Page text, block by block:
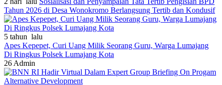
Tahun 2026 di Desa Wonokromo Berlangsung Tertib dan Kondusif
5 tahun lalu
Apes Kepepet, Curi Uang Milik Seorang Guru, Warga Lumajang
Di Ringkus Polsek Lumajang Kota
26 Admin